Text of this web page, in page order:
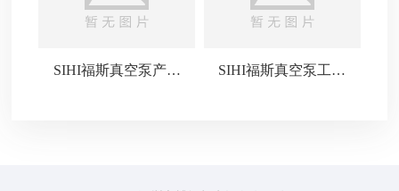
SIHI福斯真空泵产品
SIHI福斯真空泵工作